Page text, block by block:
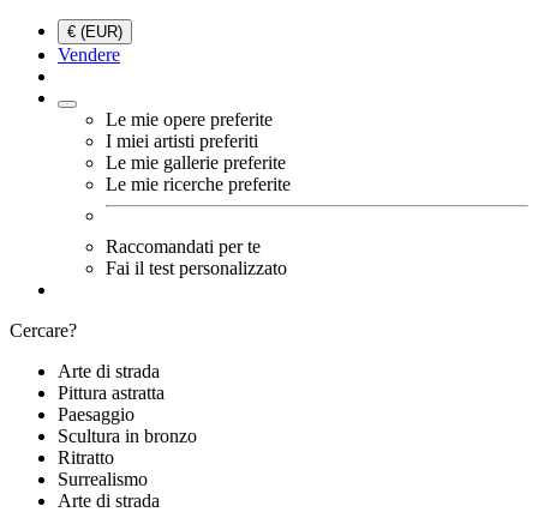
€ (EUR)
Vendere
Le mie opere preferite
I miei artisti preferiti
Le mie gallerie preferite
Le mie ricerche preferite
Raccomandati per te
Fai il test personalizzato
Cercare?
Arte di strada
Pittura astratta
Paesaggio
Scultura in bronzo
Ritratto
Surrealismo
Arte di strada